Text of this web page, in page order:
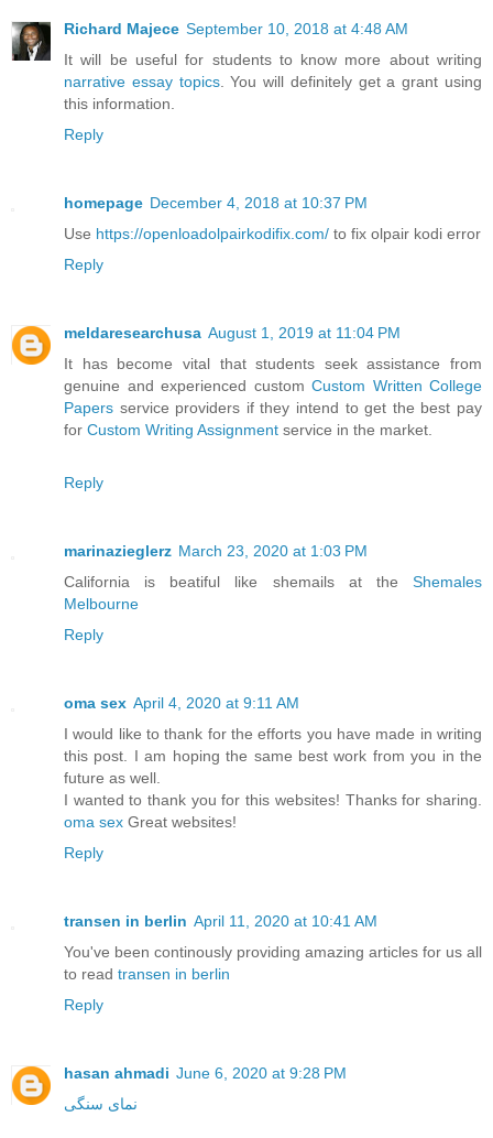
Richard Majece September 10, 2018 at 4:48 AM
It will be useful for students to know more about writing
narrative essay topics. You will definitely get a grant using
this information.
Reply
homepage December 4, 2018 at 10:37 PM
Use https://openloadolpairkodifix.com/ to fix olpair kodi error
Reply
meldaresearchusa August 1, 2019 at 11:04 PM
It has become vital that students seek assistance from
genuine and experienced custom Custom Written College
Papers service providers if they intend to get the best pay
for Custom Writing Assignment service in the market.
Reply
marinazieglerz March 23, 2020 at 1:03 PM
California is beatiful like shemails at the Shemales
Melbourne
Reply
oma sex April 4, 2020 at 9:11 AM
I would like to thank for the efforts you have made in writing
this post. I am hoping the same best work from you in the
future as well.
I wanted to thank you for this websites! Thanks for sharing.
oma sex Great websites!
Reply
transen in berlin April 11, 2020 at 10:41 AM
You've been continously providing amazing articles for us all
to read transen in berlin
Reply
hasan ahmadi June 6, 2020 at 9:28 PM
نمای سنگی